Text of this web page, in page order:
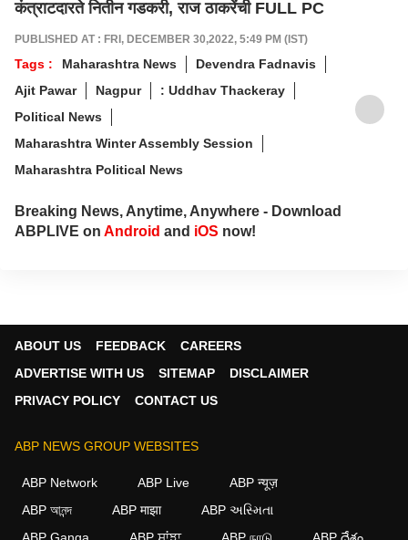
कंत्राटदारते नितीन गडकरी, राज ठाकरेंची FULL PC
PUBLISHED AT : FRI, DECEMBER 30,2022, 5:49 PM (IST)
Tags : Maharashtra News
Devendra Fadnavis
Ajit Pawar
Nagpur
: Uddhav Thackeray
Political News
Maharashtra Winter Assembly Session
Maharashtra Political News
Breaking News, Anytime, Anywhere - Download
ABPLIVE on Android and iOS now!
ABOUT US FEEDBACK
CAREERS
ADVERTISE WITH US
SITEMAP
DISCLAIMER
PRIVACY POLICY
CONTACT US
ABP NEWS GROUP WEBSITES
ABP Network ABP Live
ABP न्यूज़
ABP আনন্দ
ABP माझा
ABP અસ્મિતા
ABP Ganga
ABP ਸਾਂਝਾ ABP நாடு ABP దేశం